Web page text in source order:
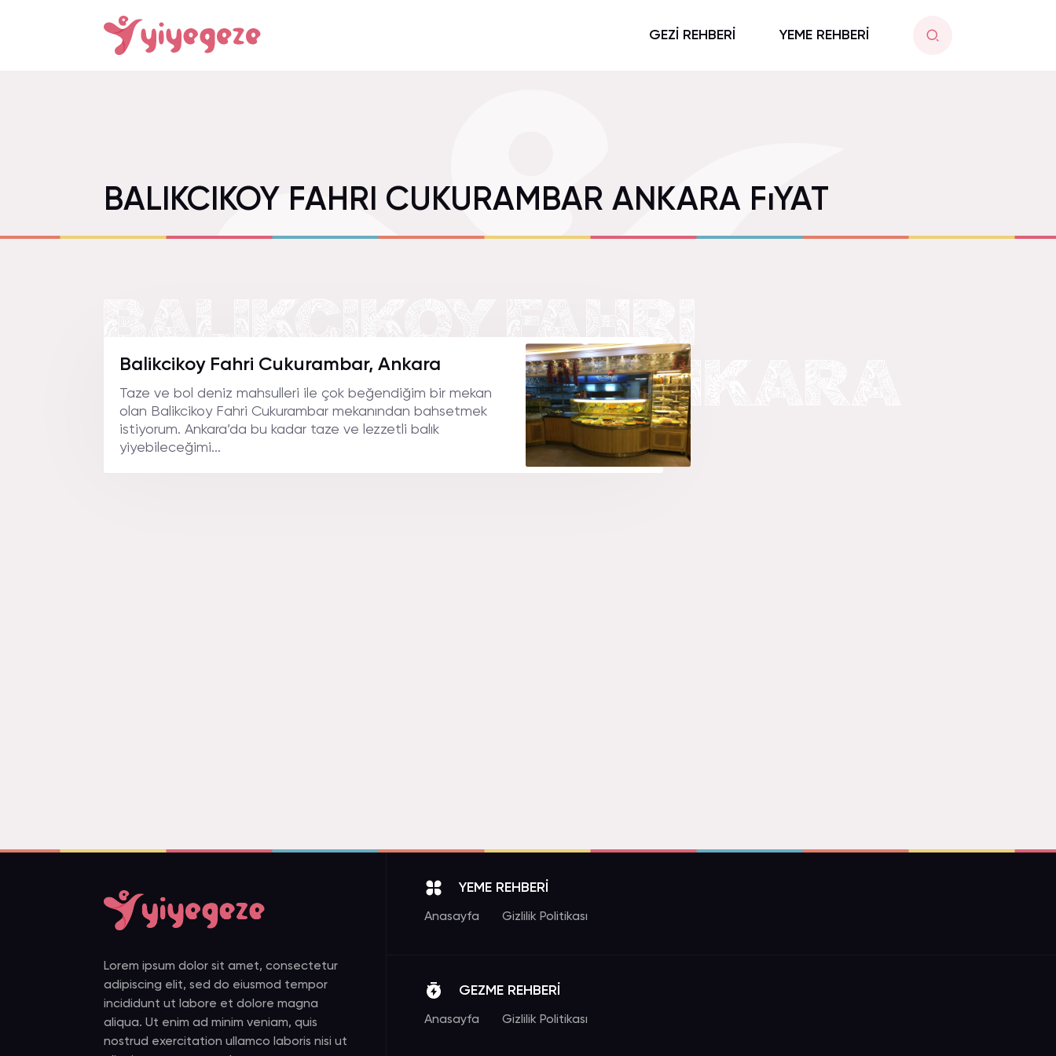
GEZİ REHBERİ YEME REHBERİ
BALIKCIKOY FAHRI CUKURAMBAR ANKARA FıYAT
BALIKCIKOY FAHRI
CUKURAMBAR ANKARA
FıYAT.
Balikcikoy Fahri Cukurambar, Ankara
Taze ve bol deniz mahsulleri ile çok beğendiğim bir mekan
olan Balikcikoy Fahri Cukurambar mekanından bahsetmek
istiyorum. Ankara’da bu kadar taze ve lezzetli balık
yiyebileceğimi...
Lorem ipsum dolor sit amet, consectetur
adipiscing elit, sed do eiusmod tempor
incididunt ut labore et dolore magna
aliqua. Ut enim ad minim veniam, quis
nostrud exercitation ullamco laboris nisi ut
YEME REHBERİ
Anasayfa Gizlilik Politikası
GEZME REHBERİ
Anasayfa Gizlilik Politikası